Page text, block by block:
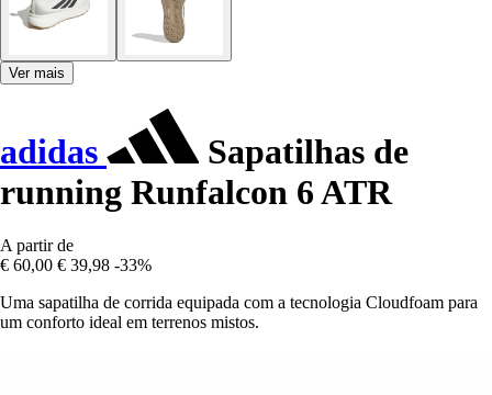
Ver mais
adidas
Sapatilhas de
running Runfalcon 6 ATR
A partir de
€ 60,00 € 39,98 -33%
Uma sapatilha de corrida equipada com a tecnologia Cloudfoam para
um conforto ideal em terrenos mistos.